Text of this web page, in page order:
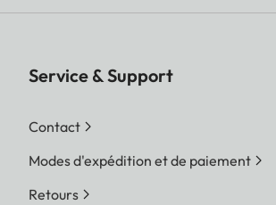
Service & Support
Contact
Modes d'expédition et de paiement
Retours